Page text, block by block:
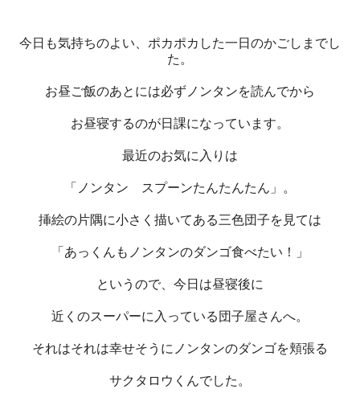
今日も気持ちのよい、ポカポカした一日のかごしまでし
た。
お昼ご飯のあとには必ずノンタンを読んでから
お昼寝するのが日課になっています。
最近のお気に入りは
「ノンタン スプーンたんたんたん」。
挿絵の片隅に小さく描いてある三色団子を見ては
「あっくんもノンタンのダンゴ食べたい！」
というので、今日は昼寝後に
近くのスーパーに入っている団子屋さんへ。
それはそれは幸せそうにノンタンのダンゴを頬張る
サクタロウくんでした。